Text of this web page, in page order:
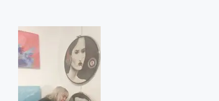
Visitas a los ateliers o talleres de artistas
Presse
Qué dicen de nosotros?
Aviso legal